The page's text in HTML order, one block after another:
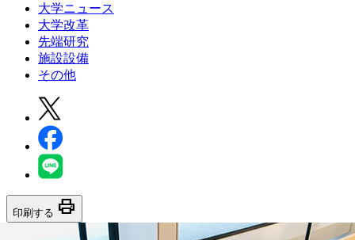
大学ニュース
大学改革
先端研究
施設設備
その他
印刷する print